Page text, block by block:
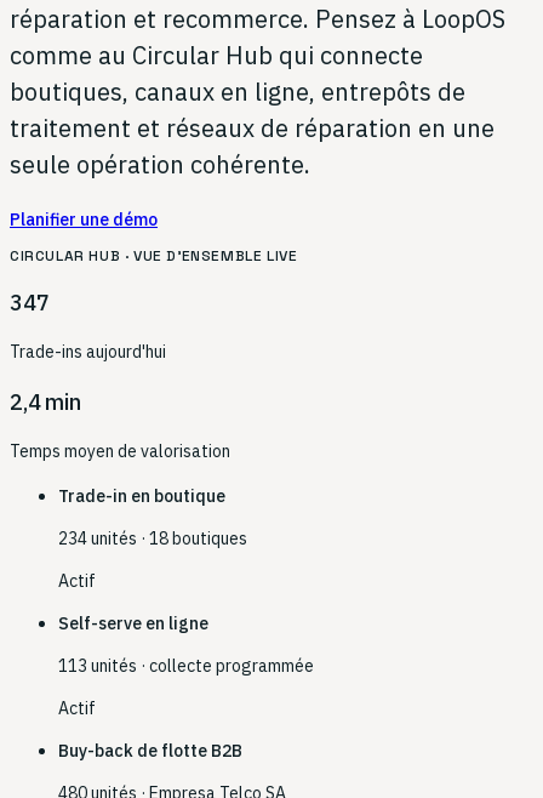
réparation et recommerce. Pensez à LoopOS
comme au Circular Hub qui connecte
boutiques, canaux en ligne, entrepôts de
traitement et réseaux de réparation en une
seule opération cohérente.
Planifier une démo
CIRCULAR HUB · VUE D'ENSEMBLE LIVE
347
Trade-ins aujourd'hui
2,4 min
Temps moyen de valorisation
Trade-in en boutique
234 unités · 18 boutiques
Actif
Self-serve en ligne
113 unités · collecte programmée
Actif
Buy-back de flotte B2B
480 unités · Empresa Telco SA